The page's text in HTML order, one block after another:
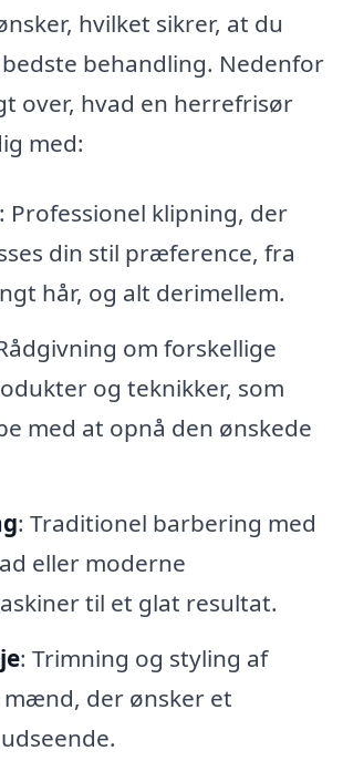
hvilket sikrer, at du
behandling. Nedenfor
over, hvad en herrefrisør
med:
: Professionel klipning, der
din stil præference, fra
hår, og alt derimellem.
om forskellige
og teknikker, som
med at opnå den ønskede
: Traditionel barbering med
eller moderne
til et glat resultat.
: Trimning og styling af
der ønsker et